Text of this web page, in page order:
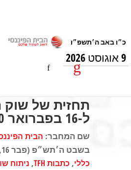
9 אוגוסט 2026
תחזית של שוק
ל-16 בפברואר 2020
שם המחבר: הבית
בשבט ה׳תש״פ (פבר 16, 2020) |
כללי, כתבות TFH , ניתוח